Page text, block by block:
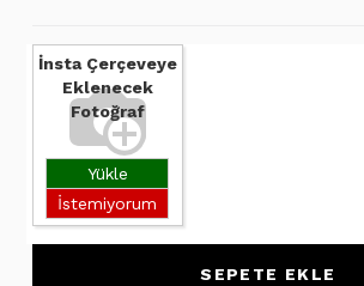
İnsta Çerçeveye
Eklenecek
Fotoğraf
Yükle
İstemiyorum
SEPETE EKLE